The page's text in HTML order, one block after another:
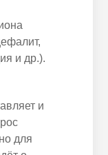
и др.).
и
для